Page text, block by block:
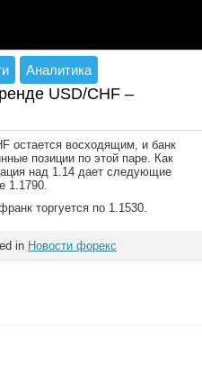
Аналитика
USD/CHF –
остается восходящим, и банк
позиции по этой паре. Как
над 1.14 дает следующие
1.1790.
торгуется по 1.1530.
in Новости форекс